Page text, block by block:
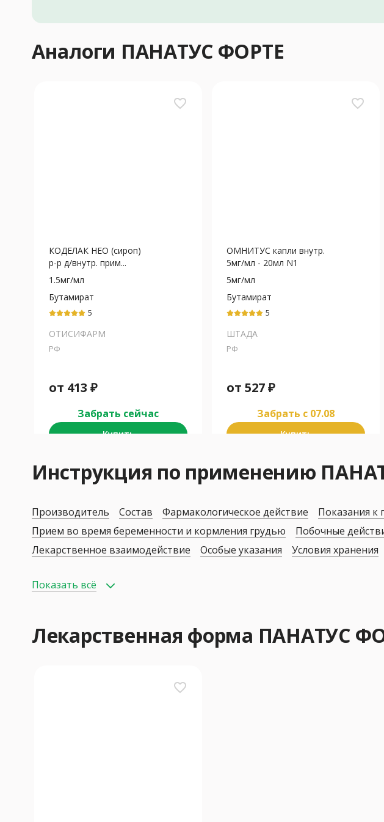
Аналоги ПАНАТУС ФОРТЕ
favorite_border
КОДЕЛАК НЕО (сироп)
р-р д/внутр. прим...
1.5мг/мл
Бутамират
5
ОТИСИФАРМ
РФ
от 413 ₽
Забрать сейчас
Купить
favorite_border
ОМНИТУС капли внутр.
5мг/мл - 20мл N1
5мг/мл
Бутамират
5
ШТАДА
РФ
от 527₽
Забрать c 07.08
Купить
Инструкция по применению
Производитель Состав Фармакологическое действие Показания
Прием во время беременности и кормления грудью
Побочные
Лекарственное взаимодействие
Особые указания Условия хранения
Показать всё
Лекарственная форма ПАНАТУС
favorite_border